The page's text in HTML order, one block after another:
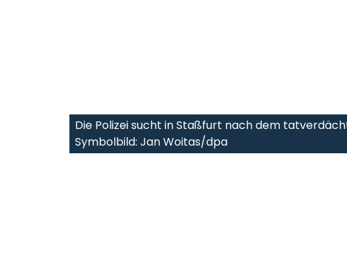
Die Polizei sucht in Staßfurt nach dem
Symbolbild: Jan Woitas/dpa